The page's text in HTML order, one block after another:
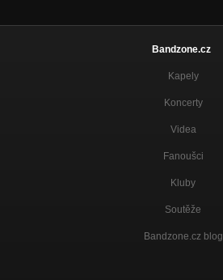
From Within, Lonely (1999)
Being In Dust, Forgotten Grains Of Sand (1998)
Being In Dust, Into Silence (1998)
Bandzone.cz
Kapely
Koncerty
Videa
Fanoušci
Kluby
Soutěže
Bandzone.cz blog